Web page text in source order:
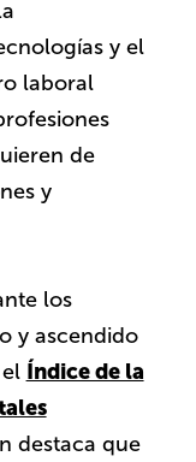
y el
laboral
de
y
los
y ascendido
Índice de la
destaca que